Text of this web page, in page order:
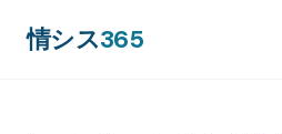
情シス365